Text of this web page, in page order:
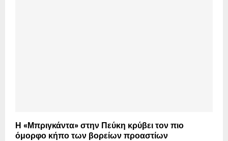
Η «Μπριγκάντα» στην Πεύκη κρύβει τον πιο
όμορφο κήπο των βορείων προαστίων